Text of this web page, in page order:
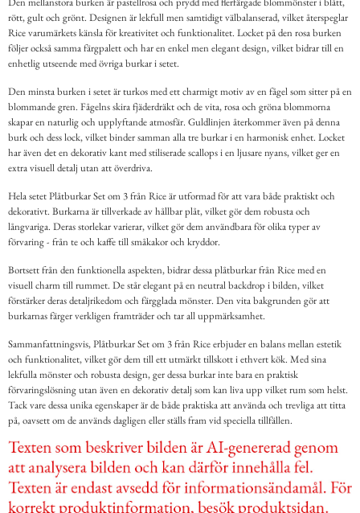
rött, gult och grönt. Designen är lekfull men samtidigt välbalanserad, vilket återspeglar
Rice varumärkets känsla för kreativitet och funktionalitet. Locket på den rosa burken
följer också samma färgpalett och har en enkel men elegant design, vilket bidrar till en
enhetlig utseende med övriga burkar i setet.
Den minsta burken i setet är turkos med ett charmigt motiv av en fågel som sitter på en
blommande gren. Fågelns skira fjäderdräkt och de vita, rosa och gröna blommorna
skapar en naturlig och upplyftande atmosfär. Guldlinjen återkommer även på denna
burk och dess lock, vilket binder samman alla tre burkar i en harmonisk enhet. Locket
har även det en dekorativ kant med stiliserade scallops i en ljusare nyans, vilket ger en
extra visuell detalj utan att överdriva.
Hela setet Plåtburkar Set om 3 från Rice är utformad för att vara både praktiskt och
dekorativt. Burkarna är tillverkade av hållbar plåt, vilket gör dem robusta och
långvariga. Deras storlekar varierar, vilket gör dem användbara för olika typer av
förvaring - från te och kaffe till småkakor och kryddor.
Bortsett från den funktionella aspekten, bidrar dessa plåtburkar från Rice med en
visuell charm till rummet. De står elegant på en neutral backdrop i bilden, vilket
förstärker deras detaljrikedom och färgglada mönster. Den vita bakgrunden gör att
burkarnas färger verkligen framträder och tar all uppmärksamhet.
Sammanfattningsvis, Plåtburkar Set om 3 från Rice erbjuder en balans mellan estetik
och funktionalitet, vilket gör dem till ett utmärkt tillskott i ethvert kök. Med sina
lekfulla mönster och robusta design, ger dessa burkar inte bara en praktisk
förvaringslösning utan även en dekorativ detalj som kan liva upp vilket rum som helst.
Tack vare dessa unika egenskaper är de både praktiska att använda och trevliga att titta
på, oavsett om de används dagligen eller ställs fram vid speciella tillfällen.